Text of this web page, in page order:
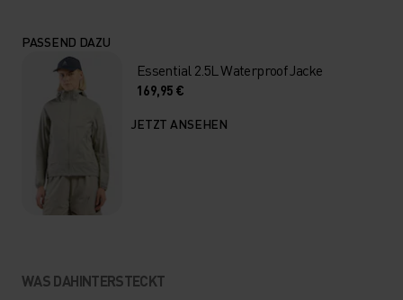
PASSEND DAZU
Essential 2.5L Waterproof Jacke
169,95 €
JETZT ANSEHEN
WAS DAHINTERSTECKT